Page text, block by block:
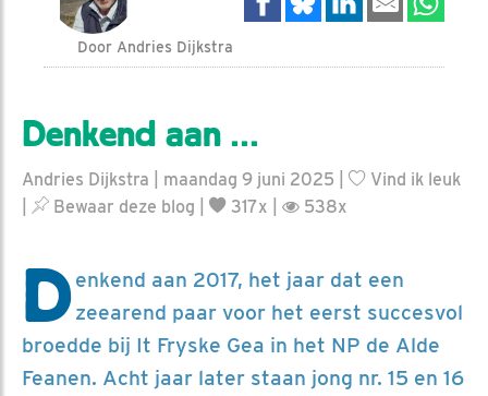
Door Andries Dijkstra
Denkend aan …
Andries Dijkstra | maandag 9 juni 2025 |
Vind ik leuk
Bewaar deze blog 317x | 538x
Denkend aan 2017, het jaar dat een
zeearend paar voor het eerst succesvol
broedde bij It Fryske Gea in het NP de Alde
Feanen. Acht jaar later staan jong nr. 15 en 16